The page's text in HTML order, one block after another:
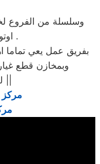
وسلسلة من الفروع
اوتوماتيك وتحميل امامي .
بفريق عمل يعي تماما
وبمخازن قطع
مركز